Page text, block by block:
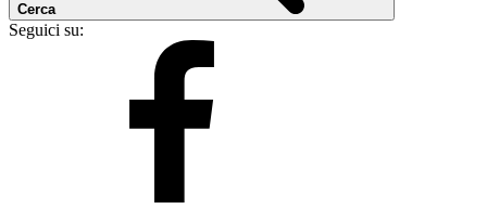
Cerca
Seguici su: